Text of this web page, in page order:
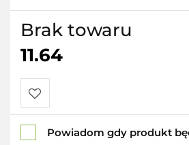
Brak towaru
11.64
Do
Powiadom gdy produkt